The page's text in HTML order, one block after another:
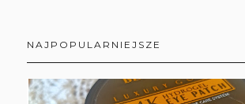
NAJPOPULARNIEJSZE